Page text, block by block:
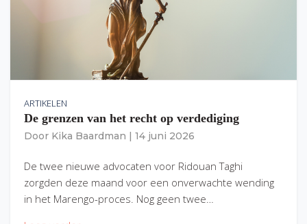
ARTIKELEN
De grenzen van het recht op verdediging
Door Kika Baardman 14 juni 2026
De twee nieuwe advocaten voor Ridouan Taghi
zorgden deze maand voor een onverwachte wending
in het Marengo-proces. Nog geen twee…